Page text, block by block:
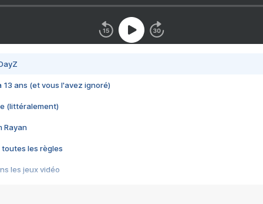
13 ans (et vous l'avez ignoré)
(littéralement)
Rayan
toutes les règles
les jeux vidéo